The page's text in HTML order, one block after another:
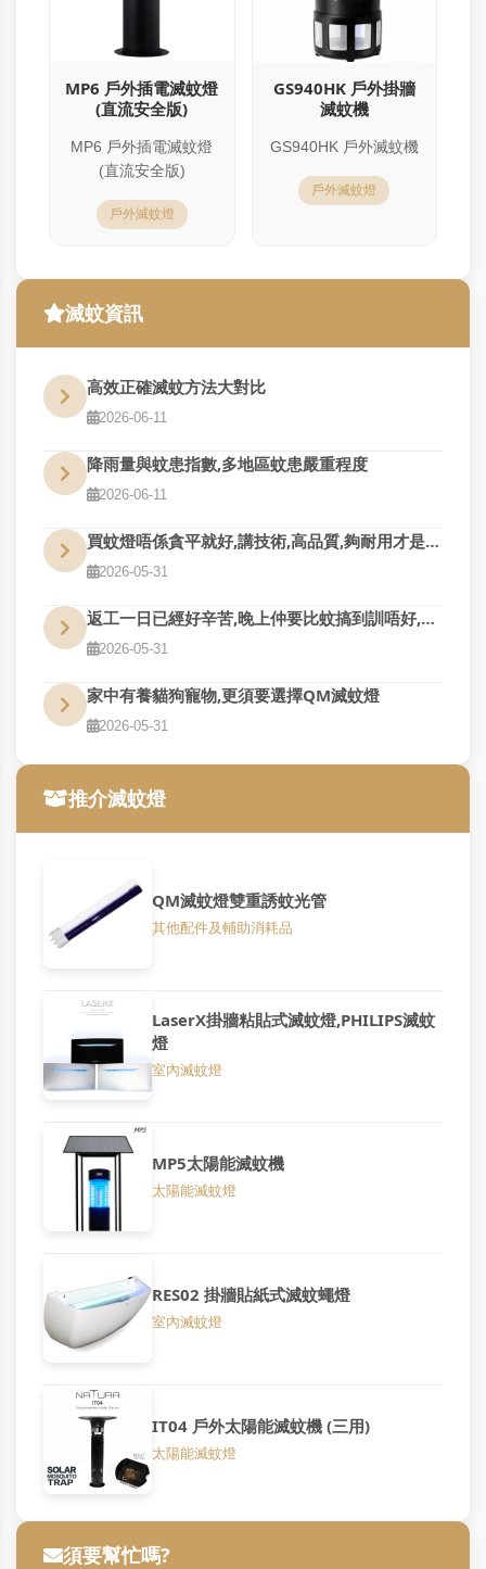
MP6 戶外插電滅蚊燈
(直流安全版)
MP6 戶外插電滅蚊燈
(直流安全版)
戶外滅蚊燈
GS940HK 戶外掛牆
滅蚊機
GS940HK 戶外滅蚊機
戶外滅蚊燈
滅蚊資訊
高效正確滅蚊方法大對比
2026-06-11
降雨量與蚊患指數,多地區蚊患嚴重程度
2026-06-11
買蚊燈唔係貪平就好,講技術,高品質,夠耐用才是真的好用
2026-05-31
返工一日已經好辛苦,晚上仲要比蚊搞到訓唔好,QM幫到您
2026-05-31
家中有養貓狗寵物,更須要選擇QM滅蚊燈
2026-05-31
推介滅蚊燈
QM滅蚊燈雙重誘蚊光管
其他配件及輔助消耗品
LaserX掛牆粘貼式滅蚊燈,PHILIPS滅蚊
燈
室內滅蚊燈
MP5太陽能滅蚊機
太陽能滅蚊燈
RES02 掛牆貼紙式滅蚊蠅燈
室內滅蚊燈
IT04 戶外太陽能滅蚊機 (三用)
太陽能滅蚊燈
須要幫忙嗎?